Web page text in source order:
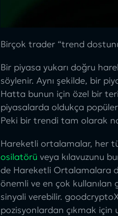
Birçok trader “trend
Bir piyasa yukarı doğru
söylenir. Aynı şekilde, bir
Hatta bunun için özel bir
piyasalarda oldukça
Peki bir trendi tam olarak
Hareketli ortalamalar, her
osilatörü veya kılavuzunu
de Hareketli Ortalamalara
önemli ve en çok kullanılan
sinyali verebilir.
pozisyonlardan çıkmak için